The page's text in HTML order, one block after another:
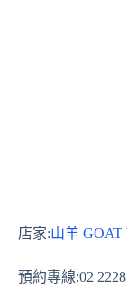
店家:山羊 GOAT
預約專線:02